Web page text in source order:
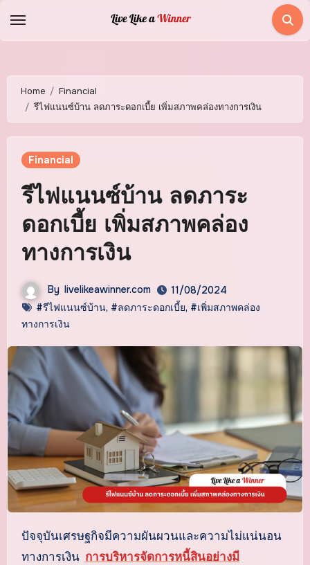
Home
Financial
รีไฟแนนซ์บ้าน ลดภาระดอกเบี้ย เพิ่มสภาพคล่องทางการเงิน
Financial
รีไฟแนนซ์บ้าน ลดภาระ
ดอกเบี้ย เพิ่มสภาพคล่อง
ทางการเงิน
By livelikeawinner.com
11/08/2024
#รีไฟแนนซ์บ้าน, #ลดภาระดอกเบี้ย, #เพิ่มสภาพคล่อง
ทางการเงิน
ปัจจุบันเศรษฐกิจมีความผันผวนและความไม่แน่นอน
ทางการเงิน การบริหารจัดการหนี้สินอย่างมี